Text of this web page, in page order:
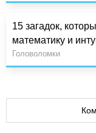
15 загадок,
математику и
Головоломки